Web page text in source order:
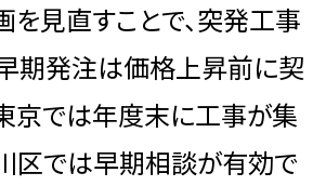
見直すことで、突発工事
期発注は価格上昇前に契
京では年度末に工事が集
区では早期相談が有効で